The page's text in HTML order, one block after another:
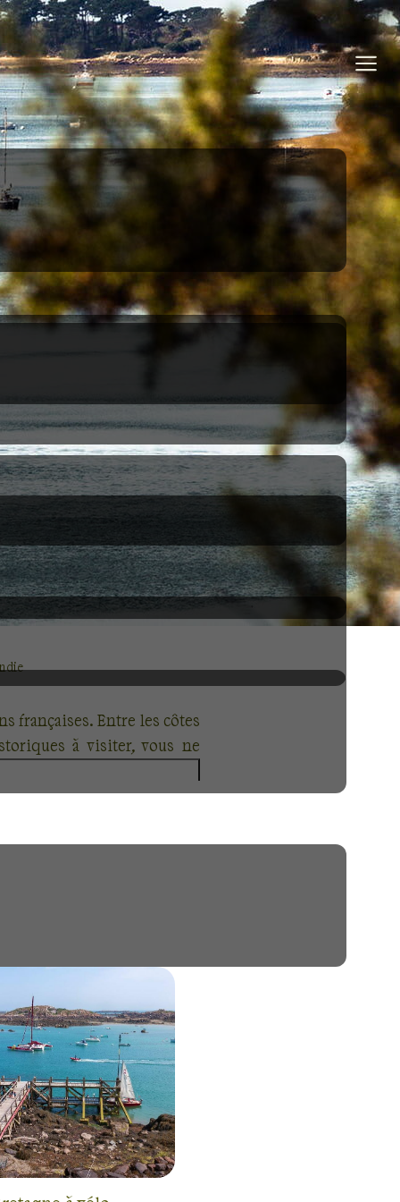
françaises. Entre les côtes
à visiter, vous ne
en témoigne la cité
paysages granitiques et
de Crozon offre des
landes et des rochers.
ou une découverte de la
rendre à Saint-Malo et au